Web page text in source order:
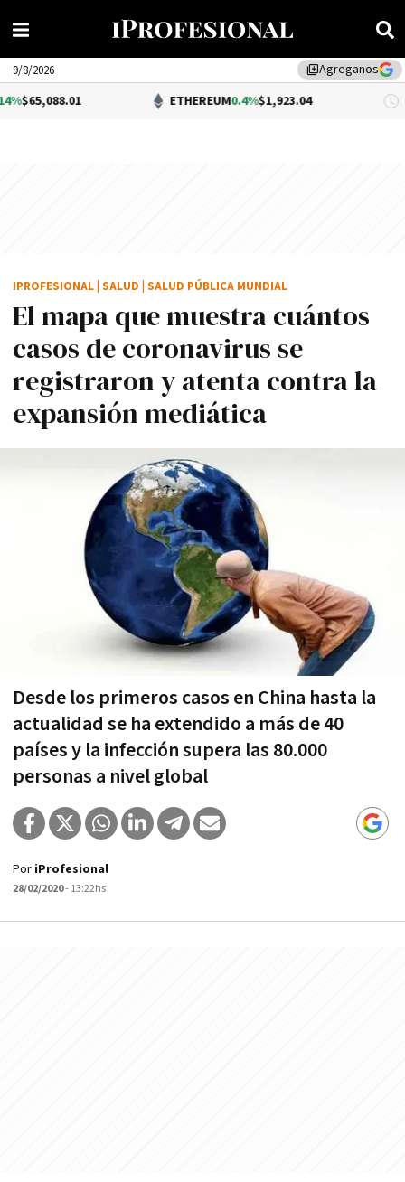
library_addAgreganos
9/8/2026
ETHEREUM0.4%$1,923.04
El mapa que muestra cuántos
casos de coronavirus se
registraron y atenta contra la
expansión mediática
Desde los primeros casos en China hasta la
actualidad se ha extendido a más de 40
países y la infección supera las 80.000
personas a nivel global
IPROFESIONAL SALUD SALUD PÚBLICA MUNDIAL
Por iProfesional
28/02/2020- 13:22hs